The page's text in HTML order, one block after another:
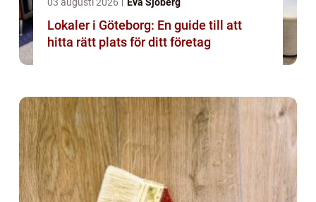
Lokaler i Göteborg: En guide till att
hitta rätt plats för ditt företag